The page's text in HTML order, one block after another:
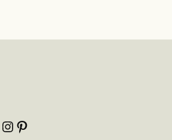
Instagram Pinterest